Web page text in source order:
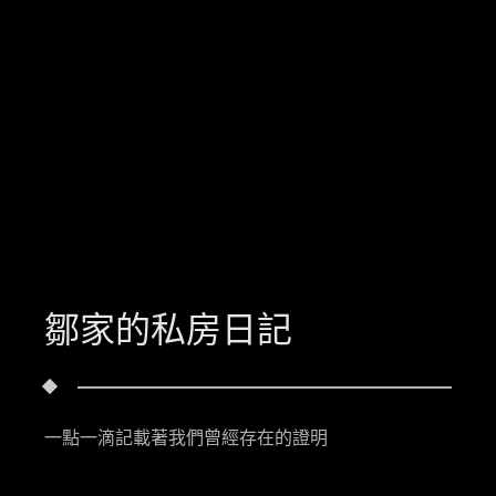
鄒家的私房日記
一點一滴記載著我們曾經存在的證明